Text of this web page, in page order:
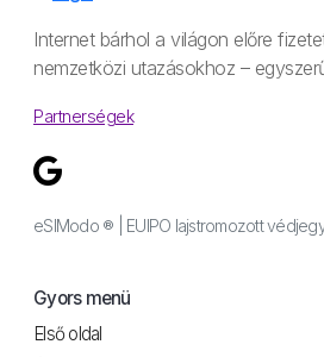
Internet bárhol a világon előre
nemzetközi utazásokhoz –
Partnerségek
eSIModo ® | EUIPO lajstromozott
Gyors menü
Első oldal